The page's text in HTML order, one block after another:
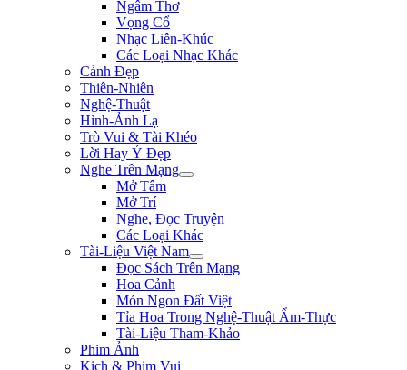
Ngâm Thơ
Vọng Cổ
Nhạc Liên-Khúc
Các Loại Nhạc Khác
Cảnh Đẹp
Thiên-Nhiên
Nghệ-Thuật
Hình-Ảnh Lạ
Trò Vui & Tài Khéo
Lời Hay Ý Đẹp
Nghe Trên Mạng
Mở Tâm
Mở Trí
Nghe, Đọc Truyện
Các Loại Khác
Tài-Liệu Việt Nam
Đọc Sách Trên Mạng
Hoa Cảnh
Món Ngon Đất Việt
Tỉa Hoa Trong Nghệ-Thuật Ẩm-Thực
Tài-Liệu Tham-Khảo
Phim Ảnh
Kịch & Phim Vui